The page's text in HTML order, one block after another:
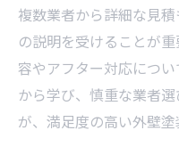
複数業者から詳細な見
の説明を受けることが
容やアフター対応につ
から学び、慎重な業者
が、満足度の高い外壁塗